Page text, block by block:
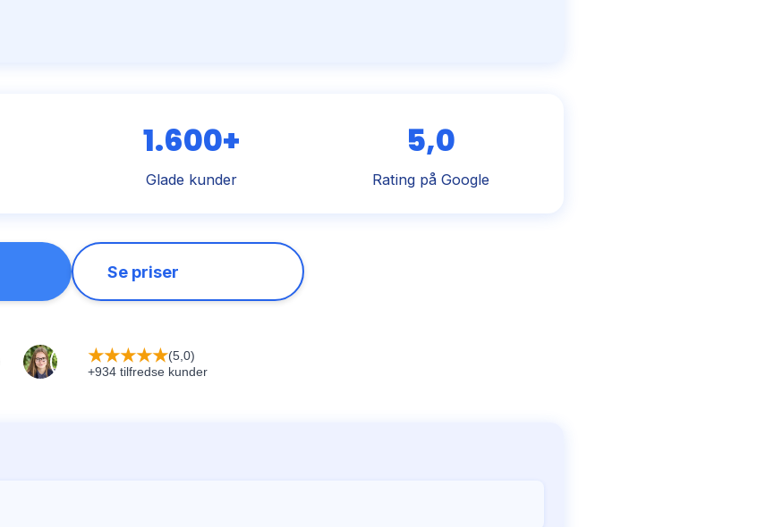
1.600+
Glade kunder
5,0
Rating på Google
Se priser
★★★★★(5,0)
+934 tilfredse kunder